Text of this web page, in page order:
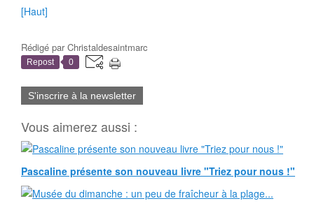
[Haut]
Rédigé parChristaldesaintmarc
Repost 0
S'inscrire à la newsletter
Vous aimerez aussi :
Pascaline présente son nouveau livre "Triez pour nous !"